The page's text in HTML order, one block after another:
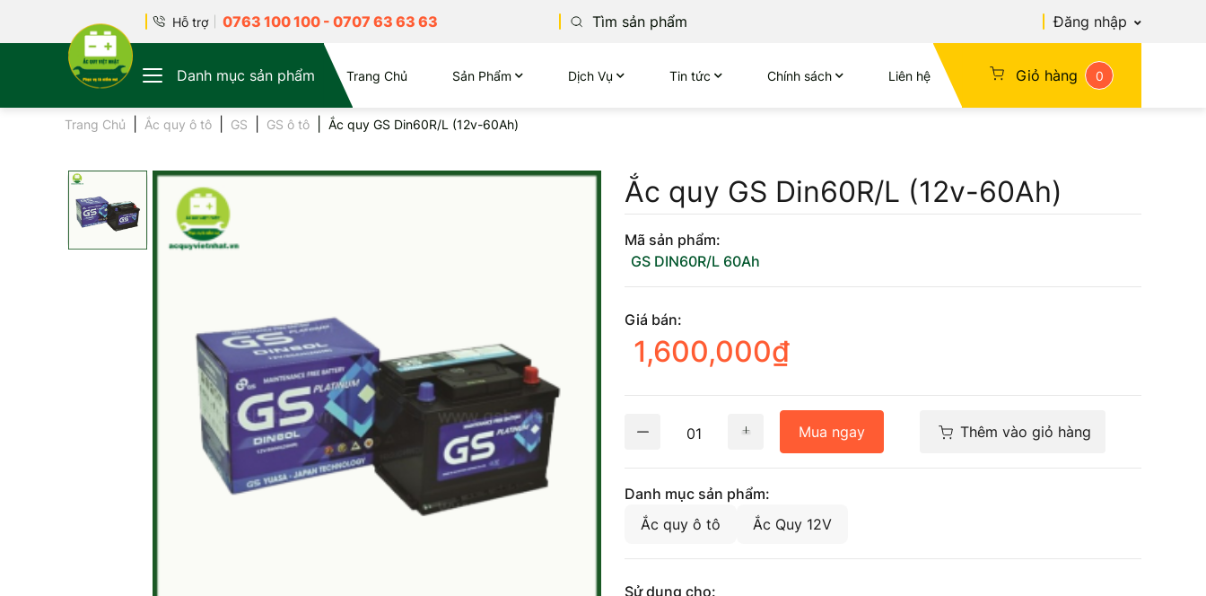
Hỗ trợ 0763 100 100 - 0707 63 63 63 Đăng nhập
Danh mục sản phẩm Trang Chủ Sản Phẩm Dịch Vụ Tin tức Chính sách Liên hệ Giỏ hàng 0
Trang Chủ Ắc quy ô tô GS GS ô tô Ắc quy GS Din60R/L (12v-60Ah)
Ắc quy GS Din60R/L (12v-60Ah)
Mã sản phẩm:
GS DIN60R/L 60Ah
Giá bán:
1,600,000₫
01 Mua ngay Thêm vào giỏ hàng
Danh mục sản phẩm:
Ắc quy ô tô
Ắc Quy 12V
Sử dụng cho: